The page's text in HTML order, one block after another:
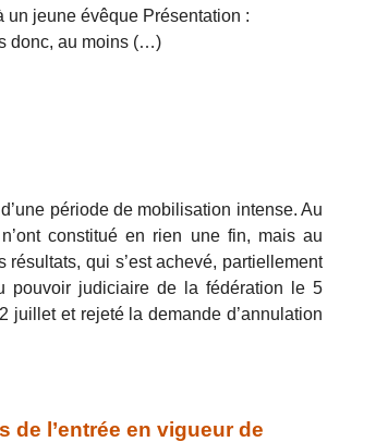
un jeune évêque Présentation :
donc, au moins (…)
période de mobilisation intense. Au
constitué en rien une fin, mais au
qui s’est achevé, partiellement
pouvoir judiciaire de la fédération le 5
juillet et rejeté la demande d’annulation
de l’entrée en vigueur de